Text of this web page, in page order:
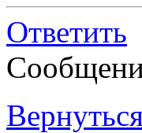
Ответить